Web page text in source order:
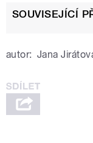
SOUVISEJÍCÍ
autor: Jana